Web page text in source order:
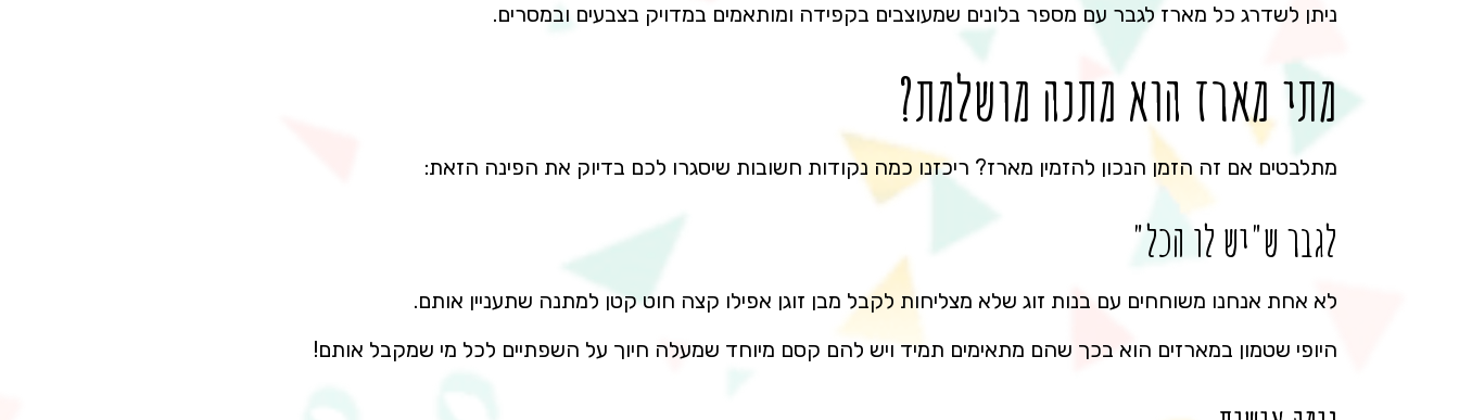
ניתן לשדרג כל מארז לגבר עם מספר בלונים שמעוצבים בקפידה ומותאמים במדויק בצבעים ובמסרים.
מתי מארז הוא מתנה מושלמת?
מתלבטים אם זה הזמן הנכון להזמין מארז? ריכזנו כמה נקודות חשובות שיסגרו לכם בדיוק את הפינה הזאת:
לגבר ש"יש לו הכל"
לא אחת אנחנו משוחחים עם בנות זוג שלא מצליחות לקבל מבן זוגן אפילו קצה חוט קטן למתנה שתעניין אותם.
היופי שטמון במארזים הוא בכך שהם מתאימים תמיד ויש להם קסם מיוחד שמעלה חיוך על השפתיים לכל מי שמקבל אותם!